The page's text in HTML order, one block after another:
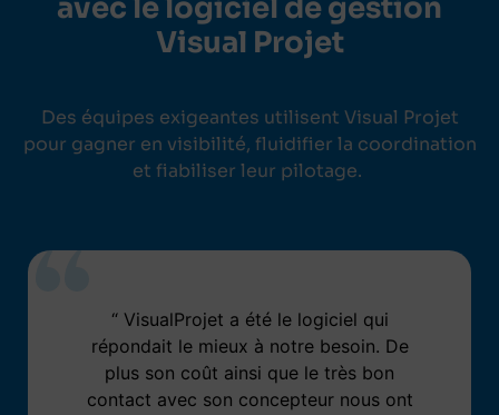
avec le logiciel de gestion
Visual Projet
Des équipes exigeantes utilisent Visual Projet
pour gagner en visibilité, fluidifier la coordination
et fiabiliser leur pilotage.
“ VisualProjet a été le logiciel qui
répondait le mieux à notre besoin. De
plus son coût ainsi que le très bon
contact avec son concepteur nous ont